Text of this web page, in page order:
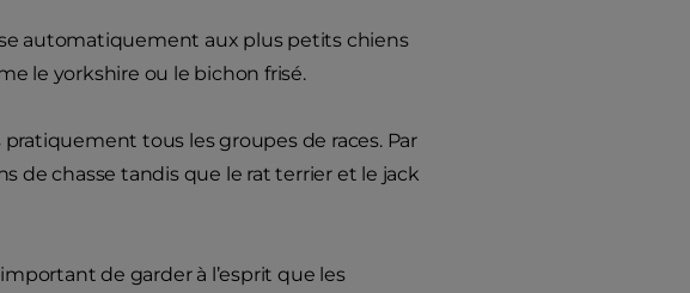
automatiquement aux plus petits chiens
le yorkshire ou le bichon frisé.
tous les groupes de races. Par
de chasse tandis que le rat terrier et le jack
de garder à l’esprit que les